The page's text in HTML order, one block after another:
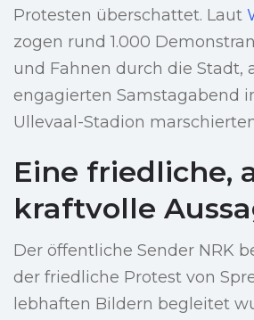
Protesten überschattet. Laut
zogen rund 1.000
und Fahnen durch die Stadt,
engagierten Samstagabend
Ullevaal-Stadion
Eine friedliche,
kraftvolle
Der öffentliche Sender NRK
der friedliche Protest von
lebhaften Bildern begleitet